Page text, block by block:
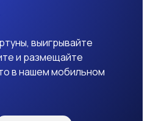
выигрывайте
и размещайте
в нашем мобильном